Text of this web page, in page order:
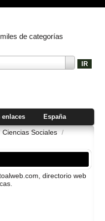
de categorías
España
Ciencias Sociales /
directorio web